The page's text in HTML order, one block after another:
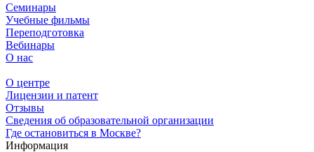
Семинары
Учебные фильмы
Переподготовка
Вебинары
О нас
О центре
Лицензии и патент
Отзывы
Сведения об образовательной организации
Где остановиться в Москве?
Информация